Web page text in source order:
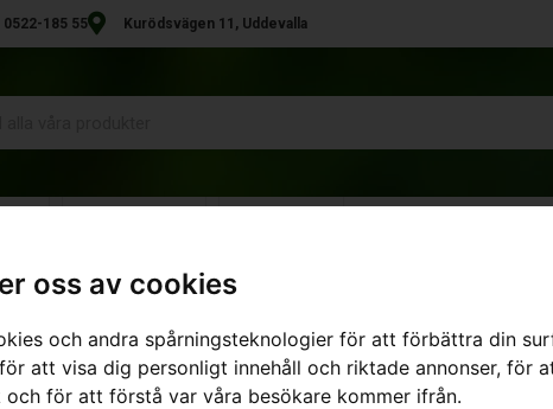
oss av cookies
och andra spårningsteknologier för att förbättra din
att visa dig personligt innehåll och riktade annonser, för
för att förstå var våra besökare kommer ifrån.
0522-185 55 Kurödsvägen 11, Uddevalla